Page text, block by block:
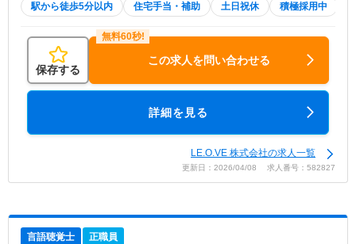
駅から徒歩5分以内 住宅手当・補助 土日祝休 積極採用中
保存する
この求人を問い合わせる
詳細を見る
LE.O.VE 株式会社の求人一覧
更新日：2026/04/08 求人番号：582827
言語聴覚士 正職員